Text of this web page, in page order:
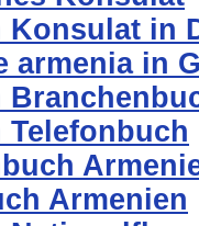
Konsulat in
armenia in
Telefonbuch
Armenien